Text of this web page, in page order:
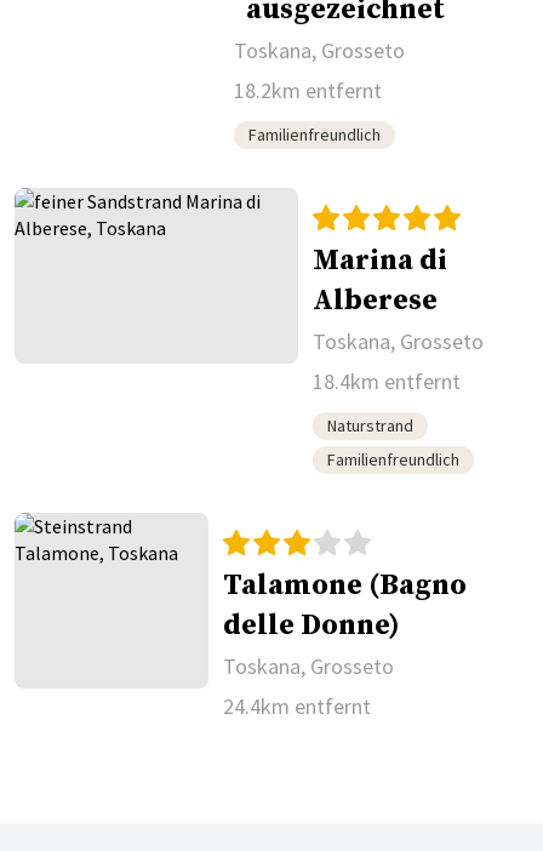
Toskana, Grosseto
18.2km entfernt
Familienfreundlich
Marina di
Alberese
Toskana, Grosseto
18.4km entfernt
Naturstrand
Familienfreundlich
Talamone (Bagno
delle Donne)
Toskana, Grosseto
24.4km entfernt